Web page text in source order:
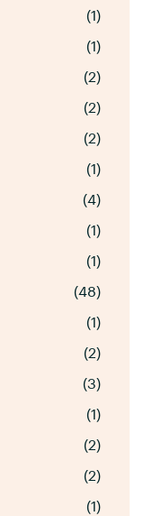
(1)
(1)
(2)
(2)
(2)
(1)
(4)
(1)
(1)
(48)
(1)
(2)
(3)
(1)
(2)
(2)
(1)